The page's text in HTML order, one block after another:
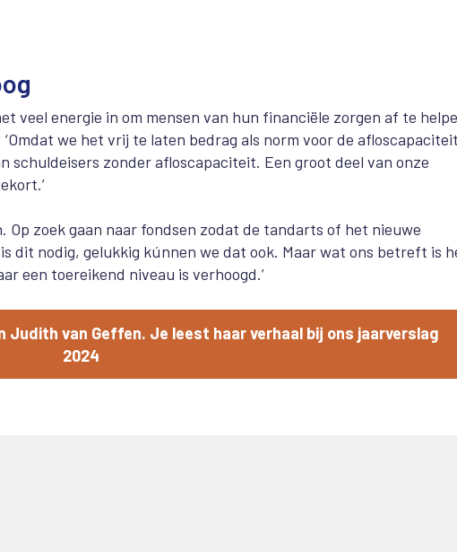
veel energie in om mensen van hun financiële zorgen af te
we het vrij te laten bedrag als norm voor de
schuldeisers zonder afloscapaciteit. Een groot deel van onze
Op zoek gaan naar fondsen zodat de tandarts of het nieuwe
dit nodig, gelukkig kúnnen we dat ook. Maar wat ons betreft is
een toereikend niveau is verhoogd.’
Judith van Geffen. Je leest haar verhaal bij ons jaarverslag
2024